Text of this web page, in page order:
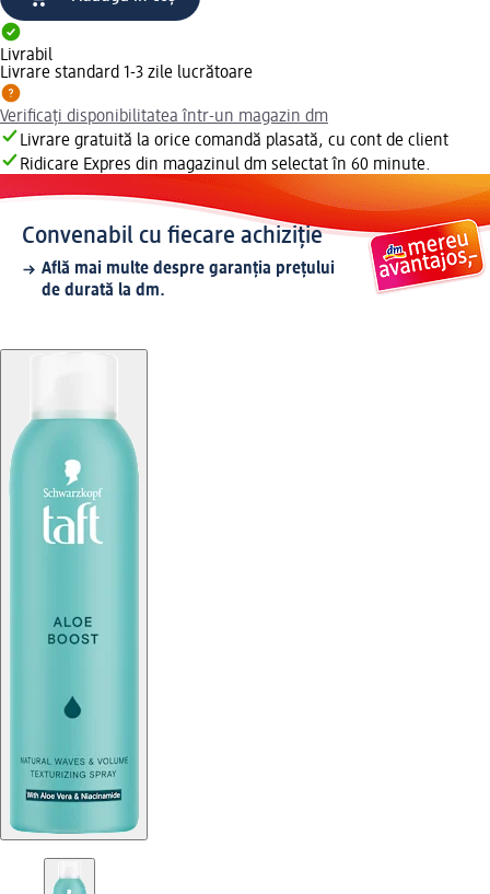
Livrabil
Livrare standard 1-3 zile lucrătoare
Verificați disponibilitatea într-un magazin dm
Livrare gratuită la orice comandă plasată, cu cont de client
Ridicare Expres din magazinul dm selectat în 60 minute.
Convenabil cu fiecare achiziție
Află mai multe despre garanția prețului
de durată la dm.